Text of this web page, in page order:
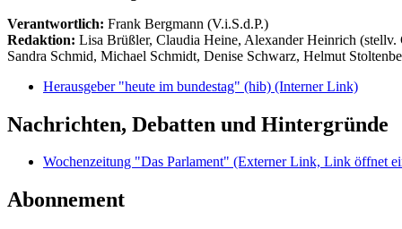
Verantwortlich: Frank Bergmann (V.i.S.d.P.)
Redaktion: Lisa Brüßler, Claudia Heine, Alexander Heinrich
Sandra Schmid, Michael Schmidt, Denise Schwarz, Helmut
Herausgeber "heute im bundestag" (hib) (Interner Link)
Nachrichten, Debatten und Hintergründe
Wochenzeitung "Das Parlament" (Externer Link, Link öffnet
Abonnement